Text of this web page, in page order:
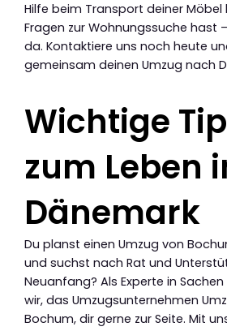
Hilfe beim Transport deiner
Fragen zur Wohnungssuche hast
da. Kontaktiere uns noch heute
gemeinsam deinen Umzug nach
Wichtige
zum Leben
Dänemark
Du planst einen Umzug von
und suchst nach Rat und
Neuanfang? Als Experte in
wir, das Umzugsunternehmen
Bochum, dir gerne zur Seite. Mit